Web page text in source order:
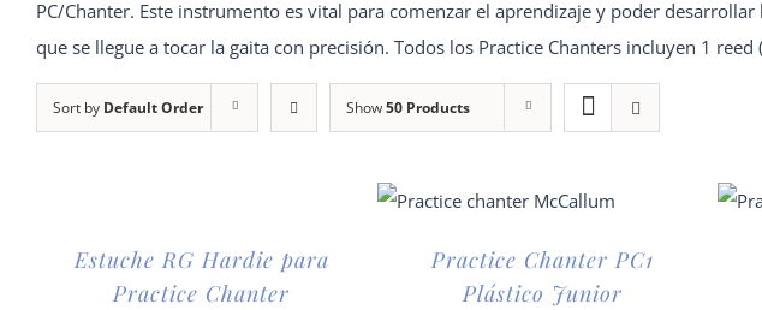
PC/Chanter. Este instrumento es vital para comenzar el aprendizaje y poder
que se llegue a tocar la gaita con precisión. Todos los Practice Chanters incluyen 1 reed
Sort by Default Order Show50 Products
Estuche RG Hardie para
Practice Chanter
Practice Chanter PC1
Plástico Junior